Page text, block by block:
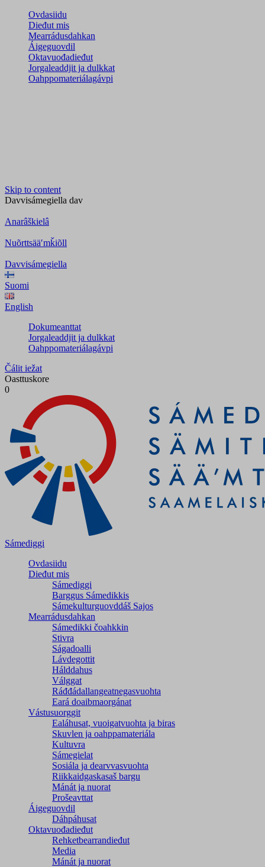
Ovdasiidu
Dieđut mis
Mearrádusdahkan
Áigeguovdil
Oktavuođadieđut
Jorgaleaddjit ja dulkkat
Oahppomateriálagávpi
Skip to content
Davvisámegiella dav
Anarâškielâ
Nuõrttsääʹmǩiõll
Davvisámegiella
Suomi
English
Dokumeanttat
Jorgaleaddjit ja dulkkat
Oahppomateriálagávpi
Čálit iežat
Oasttuskore
0
Sámediggi
Ovdasiidu
Dieđut mis
Sámediggi
Barggus Sámedikkis
Sámekulturguovddáš Sajos
Mearrádusdahkan
Sámedikki čoahkkin
Stivra
Ságadoalli
Lávdegottit
Hálddahus
Válggat
Ráđđádallangeatnegas­vuohta
Eará doaibmaorgánat
Vástusuorggit
Ealáhusat, vuoigatvuohta ja biras
Skuvlen ja oahppamateriála
Kultuvra
Sámegielat
Sosiála ja dearvvasvuohta
Riikkaidgaskasaš bargu
Mánát ja nuorat
Prošeavttat
Áigeguovdil
Dáhpáhusat
Oktavuođadieđut
Rehketbearrandieđut
Media
Mánát ja nuorat